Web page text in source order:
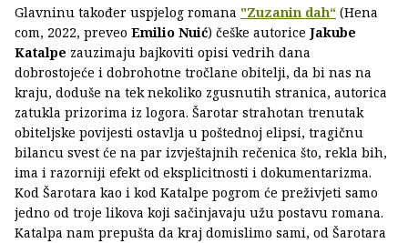
Glavninu također uspjelog romana "Zuzanin dah“ (Hena
com, 2022, preveo Emilio Nuić) češke autorice Jakube
Katalpe zauzimaju bajkoviti opisi vedrih dana
dobrostojeće i dobrohotne tročlane obitelji, da bi nas na
kraju, doduše na tek nekoliko zgusnutih stranica, autorica
zatukla prizorima iz logora. Šarotar strahotan trenutak
obiteljske povijesti ostavlja u poštednoj elipsi, tragičnu
bilancu svest će na par izvještajnih rečenica što, rekla bih,
ima i razorniji efekt od eksplicitnosti i dokumentarizma.
Kod Šarotara kao i kod Katalpe pogrom će preživjeti samo
jedno od troje likova koji sačinjavaju užu postavu romana.
Katalpa nam prepušta da kraj domislimo sami, od Šarotara